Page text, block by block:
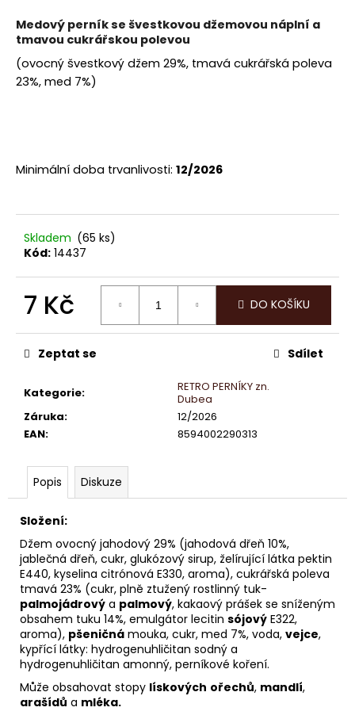
Medový perník se švestkovou džemovou náplní a
tmavou cukrářskou polevou
(ovocný švestkový džem 29%, tmavá cukrářská poleva
23%, med 7%)
Minimální doba trvanlivosti: 12/2026
Skladem (65 ks)
Kód: 14437
7 Kč
cena:
DO KOŠÍKU
Kategorie:
RETRO PERNÍKY zn.
Dubea
Záruka:
12/2026
EAN: 8594002290313
Zeptat se Sdílet
Popis Diskuze
Složení:
Džem ovocný jahodový 29% (jahodová dřeň 10%,
jablečná dřeň, cukr, glukózový sirup, želírující látka pektin
E440, kyselina citrónová E330, aroma), cukrářská poleva
tmavá 23% (cukr, plně ztužený rostlinný tuk-
palmojádrový a palmový, kakaový prášek se sníženým
obsahem tuku 14%, emulgátor lecitin sójový E322,
aroma), pšeničná mouka, cukr, med 7%, voda, vejce,
kypřící látky: hydrogenuhličitan sodný a
hydrogenuhličitan amonný, perníkové koření.
Může obsahovat stopy lískových ořechů, mandlí,
arašídů a mléka.
a
j
í
t
D
o
u
č
e
m
e
DUBEA
JAHODOVÝ
DORTÍK
MEDOVÝ
60
G
11
Kč
Původně:
14
Kč